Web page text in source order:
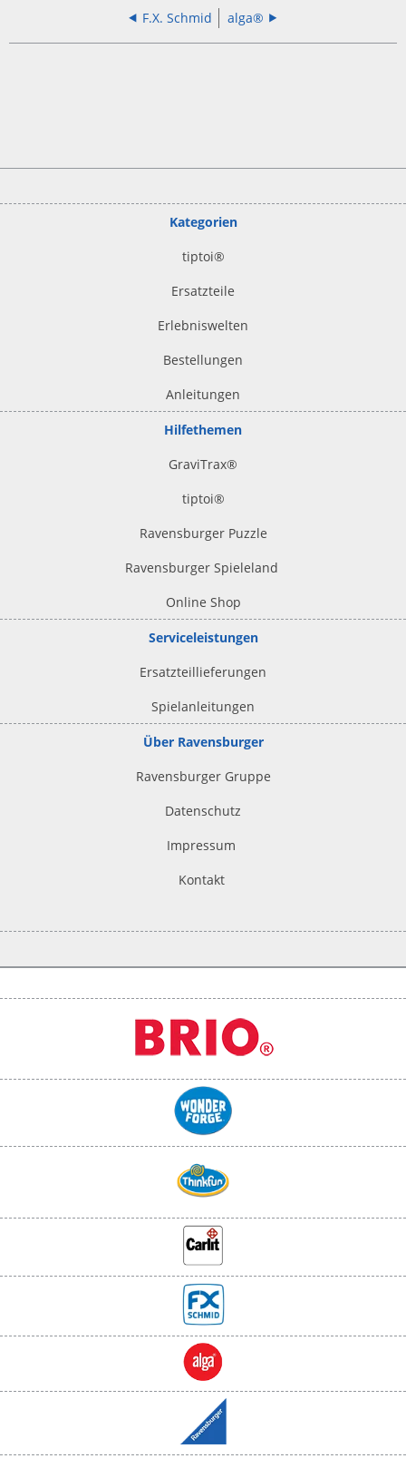
F.X. Schmid alga®
Kategorien
tiptoi®
Ersatzteile
Erlebniswelten
Bestellungen
Anleitungen
Hilfethemen
GraviTrax®
tiptoi®
Ravensburger Puzzle
Ravensburger Spieleland
Online Shop
Serviceleistungen
Ersatzteillieferungen
Spielanleitungen
Über Ravensburger
Ravensburger Gruppe
Datenschutz
Impressum
Kontakt